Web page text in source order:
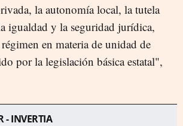
la autonomía local, la tutela
igualdad y la seguridad jurídica,
en materia de unidad de
por la legislación básica estatal",
- INVERTIA